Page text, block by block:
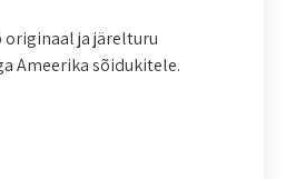
originaal ja järelturu
Ameerika sõidukitele.